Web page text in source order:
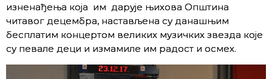
изненађења која им дарује њихова Општина
читавог децембра, настављена су данашњим
бесплатим концертом великих музичких звезда које
су певале деци и измамиле им радост и осмех.